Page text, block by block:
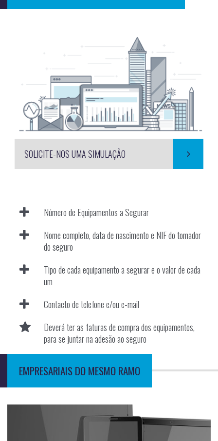
SOLICITE-NOS UMA SIMULAÇÃO
Número de Equipamentos a Segurar
Nome completo, data de nascimento e NIF do tomador
do seguro
Tipo de cada equipamento a segurar e o valor de cada
um
Contacto de telefone e/ou e-mail
Deverá ter as faturas de compra dos equipamentos,
para se juntar na adesão ao seguro
EMPRESARIAIS DO MESMO RAMO